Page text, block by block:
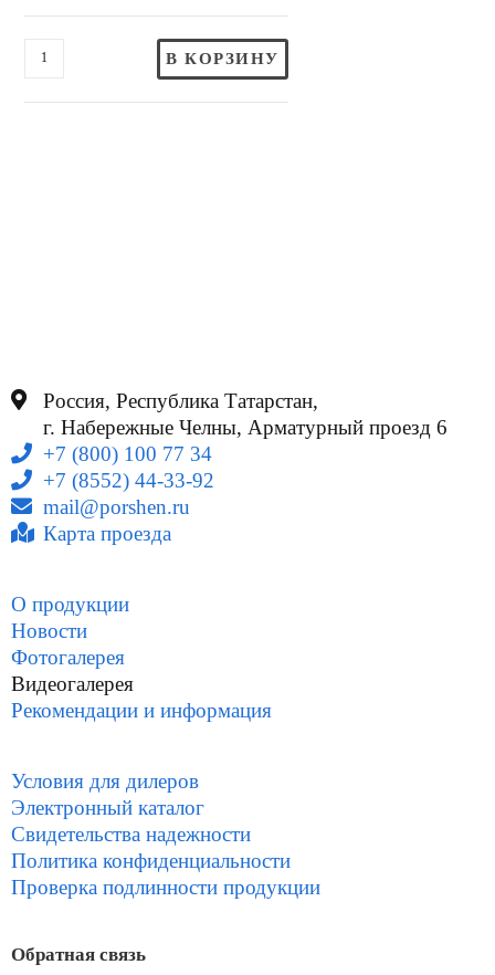
В КОРЗИНУ
Россия, Республика Татарстан,
г. Набережные Челны, Арматурный проезд 6
+7 (800) 100 77 34
+7 (8552) 44-33-92
mail@porshen.ru
Карта проезда
О продукции
Новости
Фотогалерея
Видеогалерея
Рекомендации и информация
Условия для дилеров
Электронный каталог
Свидетельства надежности
Политика конфиденциальности
Проверка подлинности продукции
Обратная связь